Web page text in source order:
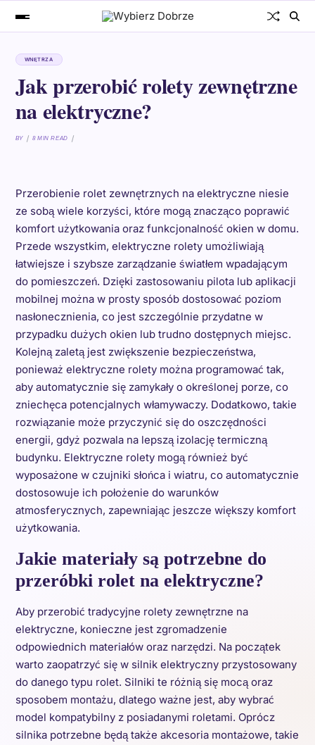
WNĘTRZA
Jak przerobić rolety zewnętrzne
na elektryczne?
BY 8 MIN READ
Przerobienie rolet zewnętrznych na elektryczne niesie
ze sobą wiele korzyści, które mogą znacząco poprawić
komfort użytkowania oraz funkcjonalność okien w domu.
Przede wszystkim, elektryczne rolety umożliwiają
łatwiejsze i szybsze zarządzanie światłem wpadającym
do pomieszczeń. Dzięki zastosowaniu pilota lub aplikacji
mobilnej można w prosty sposób dostosować poziom
nasłonecznienia, co jest szczególnie przydatne w
przypadku dużych okien lub trudno dostępnych miejsc.
Kolejną zaletą jest zwiększenie bezpieczeństwa,
ponieważ elektryczne rolety można programować tak,
aby automatycznie się zamykały o określonej porze, co
zniechęca potencjalnych włamywaczy. Dodatkowo, takie
rozwiązanie może przyczynić się do oszczędności
energii, gdyż pozwala na lepszą izolację termiczną
budynku. Elektryczne rolety mogą również być
wyposażone w czujniki słońca i wiatru, co automatycznie
dostosowuje ich położenie do warunków
atmosferycznych, zapewniając jeszcze większy komfort
użytkowania.
Jakie materiały są potrzebne do
przeróbki rolet na elektryczne?
Aby przerobić tradycyjne rolety zewnętrzne na
elektryczne, konieczne jest zgromadzenie
odpowiednich materiałów oraz narzędzi. Na początek
warto zaopatrzyć się w silnik elektryczny przystosowany
do danego typu rolet. Silniki te różnią się mocą oraz
sposobem montażu, dlatego ważne jest, aby wybrać
model kompatybilny z posiadanymi roletami. Oprócz
silnika potrzebne będą także akcesoria montażowe, takie